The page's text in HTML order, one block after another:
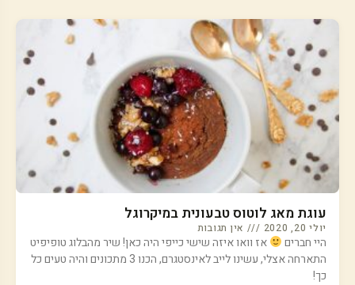
עוגת מאג לוטוס טבעונית במיקרוגל
יולי 20, 2020 אין תגובות
היי חברים
אז וואו איזה שישי כייפי היה כאן! שיר מהבלוג טופיפיט
התארחה אצלי, עשינו לייב לאינסטגרם, הכנו 3 מתכונים והיה טעים כל
כך!